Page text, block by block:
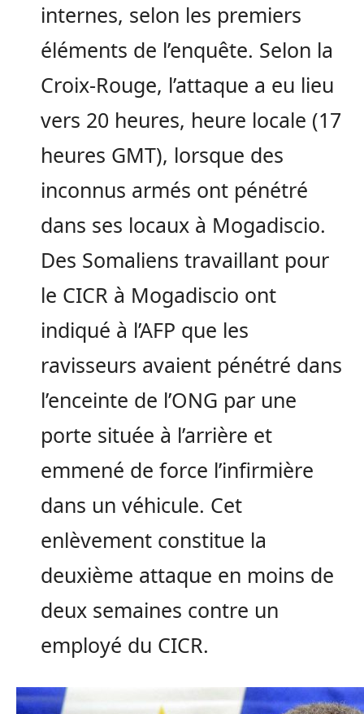
internes, selon les premiers
éléments de l’enquête. Selon la
Croix-Rouge, l’attaque a eu lieu
vers 20 heures, heure locale (17
heures GMT), lorsque des
inconnus armés ont pénétré
dans ses locaux à Mogadiscio.
Des Somaliens travaillant pour
le CICR à Mogadiscio ont
indiqué à l’AFP que les
ravisseurs avaient pénétré dans
l’enceinte de l’ONG par une
porte située à l’arrière et
emmené de force l’infirmière
dans un véhicule. Cet
enlèvement constitue la
deuxième attaque en moins de
deux semaines contre un
employé du CICR.